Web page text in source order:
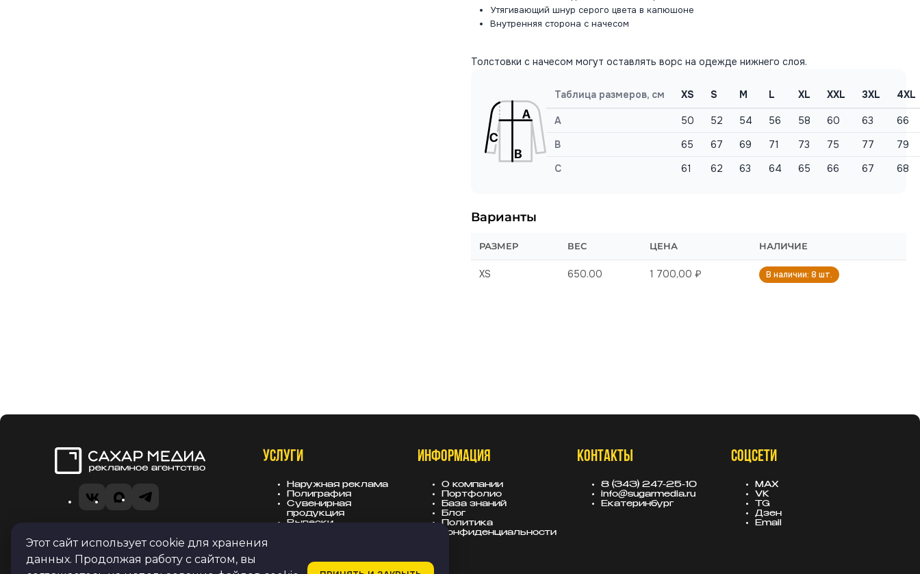
Утягивающий шнур серого цвета в капюшоне
Внутренняя сторона с начесом
Толстовки с начесом могут оставлять ворс на одежде нижнего слоя.
Таблица размеров, см XS S M L XL XXL 3XL 4XL
A 50 52 54 56 58 60 63
66
B
65 67 69 71 73 75 77
79
C
61 62 63 64 65 66 67 68
Варианты
РАЗМЕР ВЕС ЦЕНА НАЛИЧИЕ
XS 650.00 1 700,00 ₽ В наличии: 8 шт.
VK MAXTelegram
Политика в отношении обработки
персональных данных
Согласие на получение рекламных
УСЛУГИ
Наружная реклама
Полиграфия
Сувенирная
продукция
Вывески
ИНФОРМАЦИЯ
О компании
Портфолио
База знаний
Блог
Политика
конфиденциальности
КОНТАКТЫ
8 (343) 247-25-10
info@sugarmedia.ru
Екатеринбург
СОЦСЕТИ
MAX
VK
TG
Дзен
Email
Этот сайт использует cookie для хранения
данных. Продолжая работу с сайтом, вы